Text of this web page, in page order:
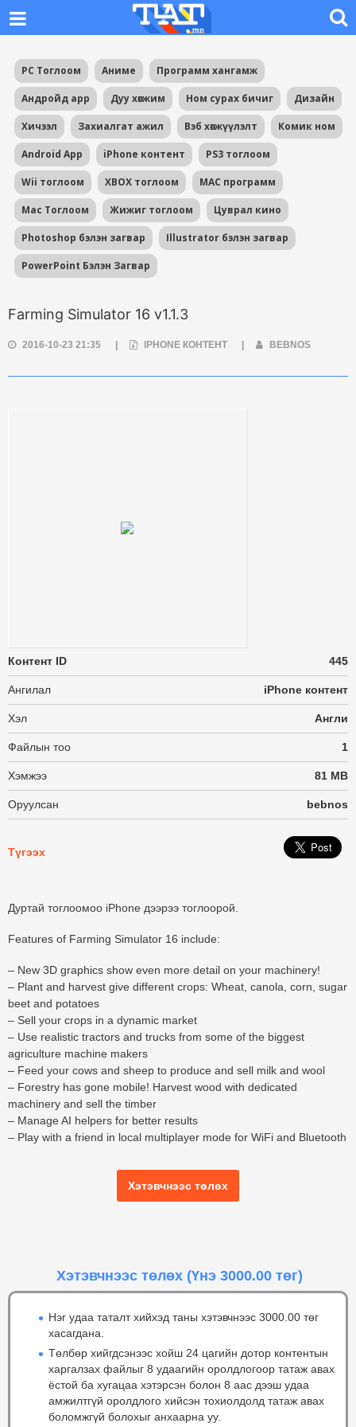
PC Тоглоом Аниме Программ хангамж
Андройд app Дуу хөгжим Ном сурах бичиг Дизайн
Хичээл Захиалгат ажил Вэб хөгжүүлэлт Комик ном
Android App iPhone контент PS3 тоглоом
Wii тоглоом XBOX тоглоом MAC программ
Mac Тоглоом Жижиг тоглоом Цуврал кино
Photoshop бэлэн загвар Illustrator бэлэн загвар
PowerPoint Бэлэн Загвар
Farming Simulator 16 v1.1.3
2016-10-23 21:35 IPHONE КОНТЕНТ BEBNOS
Контент ID 445
Ангилал iPhone контент
Хэл Англи
Файлын тоо 1
Хэмжээ 81 MB
Оруулсан bebnos
Түгээх
Дуртай тоглоомоо iPhone дээрээ тоглоорой.
Features of Farming Simulator 16 include:
– New 3D graphics show even more detail on your machinery!
– Plant and harvest give different crops: Wheat, canola, corn, sugar
beet and potatoes
– Sell your crops in a dynamic market
– Use realistic tractors and trucks from some of the biggest
agriculture machine makers
– Feed your cows and sheep to produce and sell milk and wool
– Forestry has gone mobile! Harvest wood with dedicated
machinery and sell the timber
– Manage AI helpers for better results
– Play with a friend in local multiplayer mode for WiFi and Bluetooth
Хэтэвчнээс төлөх
Хэтэвчнээс төлөх (Үнэ 3000.00 төг)
Нэг удаа таталт хийхэд таны хэтэвчнээс 3000.00 төг
хасагдана.
Төлбөр хийгдсэнээс хойш 24 цагийн дотор контентын
харгалзах файлыг 8 удаагийн оролдлогоор татаж авах
ёстой ба хугацаа хэтэрсэн болон 8 аас дээш удаа
амжилтгүй оролдлого хийсэн тохиолдолд татаж авах
боломжгүй болохыг анхаарна уу.